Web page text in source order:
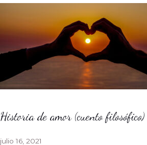
Historia de amor (cuento filosófico)
julio 16, 2021